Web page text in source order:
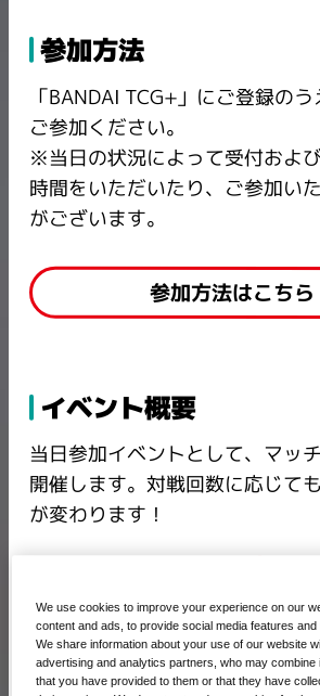
参加方法
「BANDAI TCG+」にご登録の
ご参加ください。
※当日の状況によって受付およ
時間をいただいたり、ご参加い
がございます。
参加方法はこちら
イベント概要
当日参加イベントとして、マッ
開催します。対戦回数に応じて
が変わります！
記念品
We use cookies to improve your experience on our
content and ads, to provide social media features
We share information about your use of our website
advertising and analytics partners, who may combine
that you have provided to them or that they have